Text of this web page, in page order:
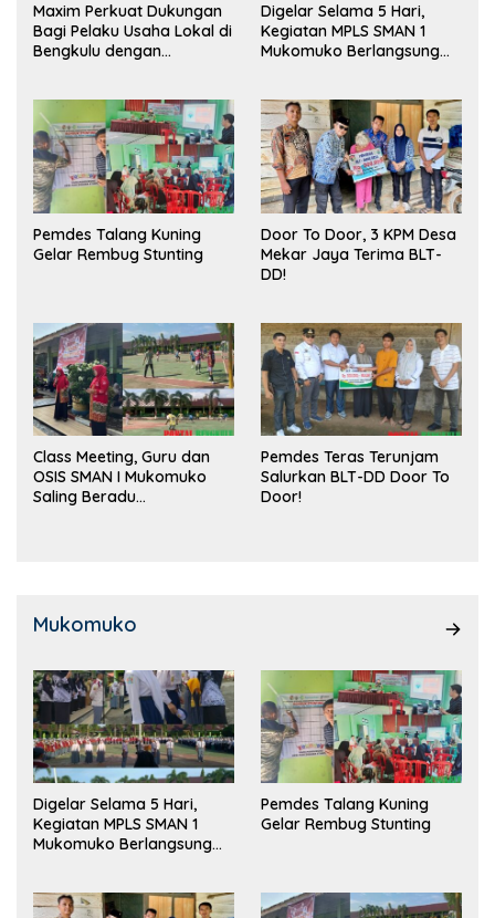
Maxim Perkuat Dukungan
Bagi Pelaku Usaha Lokal di
Bengkulu dengan
Pasar
Digelar Selama 5 Hari,
Kegiatan MPLS SMAN 1
Mukomuko Berlangsung
Pemdes Talang Kuning
Gelar Rembug Stunting
Door To Door, 3 KPM Desa
Mekar Jaya Terima BLT-
DD!
Class Meeting, Guru dan
OSIS SMAN I Mukomuko
Saling Beradu
Pemdes Teras Terunjam
Salurkan BLT-DD Door To
Door!
Mukomuko
Digelar Selama 5 Hari,
Kegiatan MPLS SMAN 1
Mukomuko Berlangsung
Pemdes Talang Kuning
Gelar Rembug Stunting